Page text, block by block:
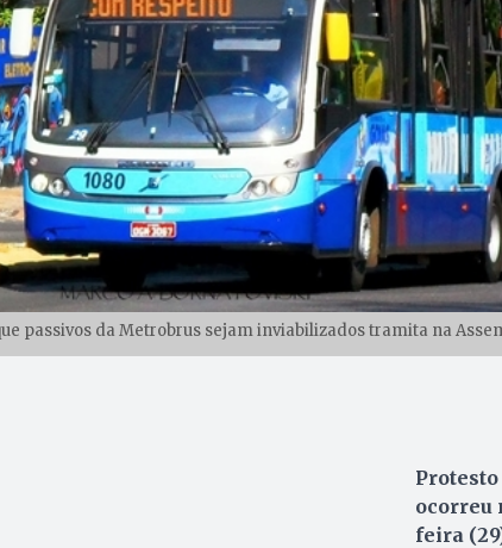
passivos da Metrobrus sejam inviabilizados tramita na
ocorreu
feira